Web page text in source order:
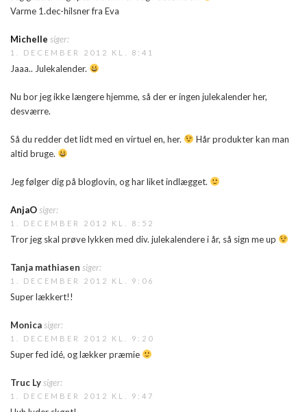
Varme 1.dec-hilsner fra Eva
Michelle siger:
1. DECEMBER 2012 KL. 8:41
Jaaa.. Julekalender.
Nu bor jeg ikke længere hjemme, så der er ingen julekalender her,
desværre.
Så du redder det lidt med en virtuel en, her.
Hår produkter kan man
altid bruge.
Jeg følger dig på bloglovin, og har liket indlægget.
AnjaOsiger:
1. DECEMBER 2012 KL. 8:52
Tror jeg skal prøve lykken med div. julekalendere i år, så sign me up
Tanja mathiasen siger:
1. DECEMBER 2012 KL. 9:06
Super lækkert!!
Monicasiger:
1. DECEMBER 2012 KL. 9:20
Super fed idé, og lækker præmie
Truc Lysiger:
1. DECEMBER 2012 KL. 9:47